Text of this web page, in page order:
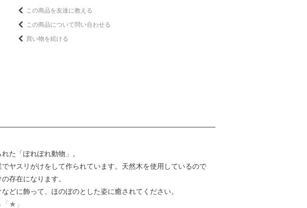
この商品を友達に教える
この商品について問い合わせる
買い物を続ける
た「ぽれぽれ動物」。
ヤスリがけをして作られています。天然木を使用しているので
存在になります。
どに飾って、ほのぼのとした姿に癒されてください。
「★」